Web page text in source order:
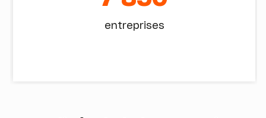
entreprises